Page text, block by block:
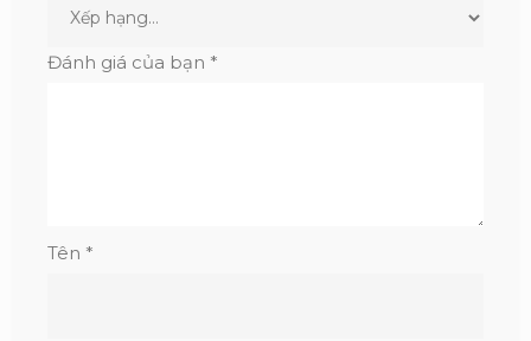
Đánh giá của bạn *
Tên *